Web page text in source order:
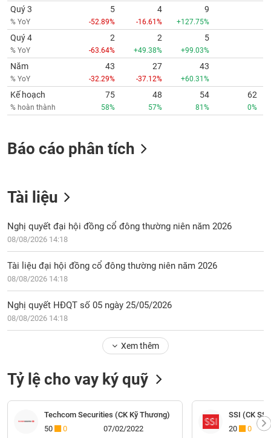
Quý 3
% YoY
5
-52.89%
4
-16.61%
9
+127.75%
Quý 4
% YoY
2
-63.64%
2
+49.38%
5
+99.03%
Năm
% YoY
43
-32.29%
27
-37.12%
43
+60.31%
Kế hoạch
% hoàn thành
75
58%
48
57%
54
81%
62
0%
Báo cáo phân tích
Tài liệu
Nghị quyết đại hội đồng cổ đông thường niên năm 2026
08/08/2026 14:18
Tài liệu đại hội đồng cổ đông thường niên năm 2026
08/08/2026 14:18
Nghị quyết HĐQT số 05 ngày 25/05/2026
08/08/2026 14:18
Xem thêm
Tỷ lệ cho vay ký quỹ
Techcom Securities (CK Kỹ Thương)
50
0 07/02/2022
SSI (CK
20
0